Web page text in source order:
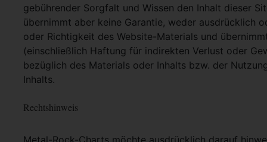
gebührender Sorgfalt und Wissen den Inhalt dieser
übernimmt aber keine Garantie, weder ausdrücklich
oder Richtigkeit des Website-Materials und
(einschließlich Haftung für indirekten Verlust oder
bezüglich des Materials oder Inhalts bzw. der
Inhalts.
Rechtshinweis
Metal-Rock-Charts möchte ausdrücklich darauf